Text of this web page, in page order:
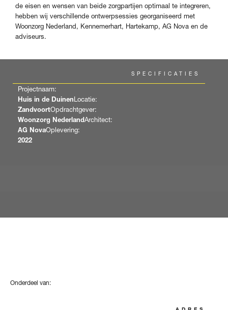
de eisen en wensen van beide zorgpartijen optimaal te integreren,
hebben wij verschillende ontwerpsessies georganiseerd met
Woonzorg Nederland, Kennemerhart, Hartekamp, AG Nova en de
adviseurs.
SPECIFICATIES
Projectnaam:
Huis in de DuinenLocatie:
ZandvoortOpdrachtgever:
Woonzorg NederlandArchitect:
AG NovaOplevering:
2022
Onderdeel van: